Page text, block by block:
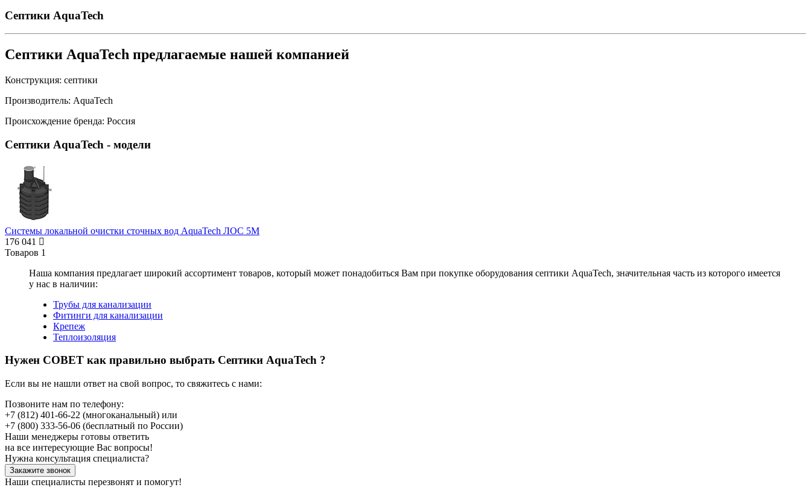
Септики AquaTech
Септики AquaTech предлагаемые нашей компанией
Конструкция: септики
Производитель: AquaTech
Происхождение бренда: Россия
Септики AquaTech - модели
Системы локальной очистки сточных вод AquaTech ЛОС 5М
176 041
Товаров 1
Наша компания предлагает широкий ассортимент товаров, который может понадобиться Вам при покупке оборудования септики AquaTech, значительная часть из которого имеется
у нас в наличии:
Трубы для канализации
Фитинги для канализации
Крепеж
Теплоизоляция
Нужен СОВЕТ как правильно выбрать Септики AquaTech ?
Если вы не нашли ответ на свой вопрос, то свяжитесь с нами:
Позвоните нам по телефону:
+7 (812) 401-66-22 (многоканальный) или
+7 (800) 333-56-06 (бесплатный по России)
Наши менеджеры готовы ответить
на все интересующие Вас вопросы!
Нужна консультация специалиста?
Закажите звонок
Наши специалисты перезвонят и помогут!